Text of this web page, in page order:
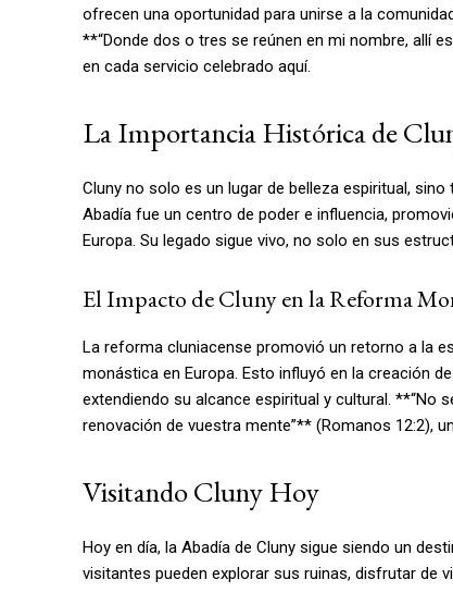
ofrecen una oportunidad para unirse a la
**“Donde dos o tres se reúnen en mi nombre, allí
en cada servicio celebrado aquí.
La Importancia Histórica de
Cluny no solo es un lugar de belleza espiritual,
Abadía fue un centro de poder e influencia,
Europa. Su legado sigue vivo, no solo en sus
El Impacto de Cluny en la Reforma
La reforma cluniacense promovió un retorno a la
monástica en Europa. Esto influyó en la creación
extendiendo su alcance espiritual y cultural.
renovación de vuestra mente”** (Romanos 12:2),
Visitando Cluny Hoy
Hoy en día, la Abadía de Cluny sigue siendo un
visitantes pueden explorar sus ruinas, disfrutar de